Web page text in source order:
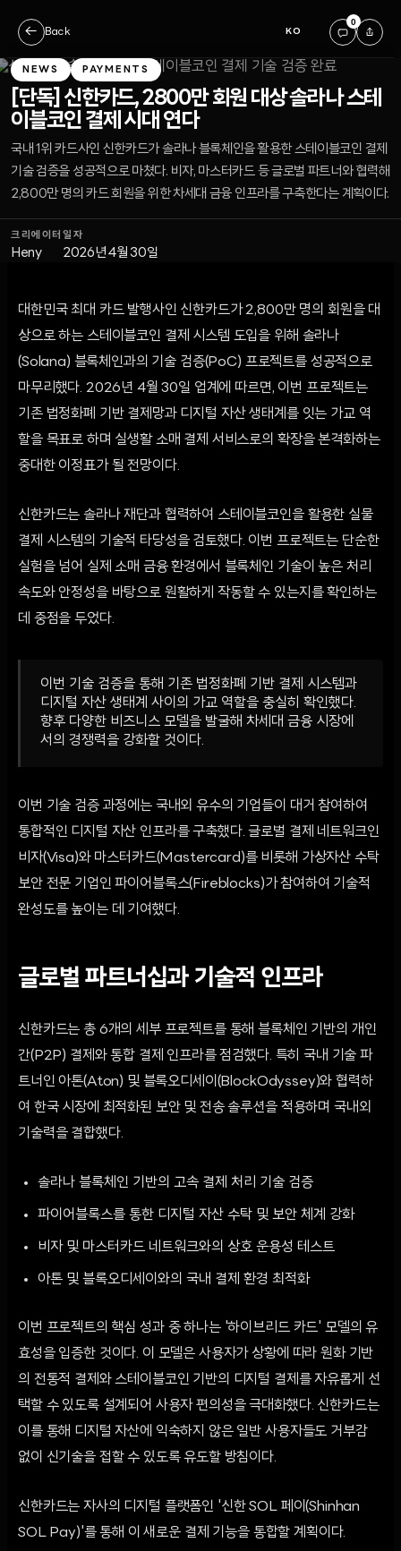
← Back KO
0
NEWS PAYMENTS
[단독] 신한카드, 2800만 회원 대상 솔라나 스테
이블코인 결제 시대 연다
국내 1위 카드사인 신한카드가 솔라나 블록체인을 활용한 스테이블코인 결제
기술 검증을 성공적으로 마쳤다. 비자, 마스터카드 등 글로벌 파트너와 협력해
2,800만 명의 카드 회원을 위한 차세대 금융 인프라를 구축한다는 계획이다.
크리에이터
Heny
일자
2026년 4월 30일
대한민국 최대 카드 발행사인 신한카드가 2,800만 명의 회원을 대
상으로 하는 스테이블코인 결제 시스템 도입을 위해 솔라나
(Solana) 블록체인과의 기술 검증(PoC) 프로젝트를 성공적으로
마무리했다. 2026년 4월 30일 업계에 따르면, 이번 프로젝트는
기존 법정화폐 기반 결제망과 디지털 자산 생태계를 잇는 가교 역
할을 목표로 하며 실생활 소매 결제 서비스로의 확장을 본격화하는
중대한 이정표가 될 전망이다.
신한카드는 솔라나 재단과 협력하여 스테이블코인을 활용한 실물
결제 시스템의 기술적 타당성을 검토했다. 이번 프로젝트는 단순한
실험을 넘어 실제 소매 금융 환경에서 블록체인 기술이 높은 처리
속도와 안정성을 바탕으로 원활하게 작동할 수 있는지를 확인하는
데 중점을 두었다.
이번 기술 검증을 통해 기존 법정화폐 기반 결제 시스템과
디지털 자산 생태계 사이의 가교 역할을 충실히 확인했다.
향후 다양한 비즈니스 모델을 발굴해 차세대 금융 시장에
서의 경쟁력을 강화할 것이다.
이번 기술 검증 과정에는 국내외 유수의 기업들이 대거 참여하여
통합적인 디지털 자산 인프라를 구축했다. 글로벌 결제 네트워크인
비자(Visa)와 마스터카드(Mastercard)를 비롯해 가상자산 수탁
보안 전문 기업인 파이어블록스(Fireblocks)가 참여하여 기술적
완성도를 높이는 데 기여했다.
글로벌 파트너십과 기술적 인프라
신한카드는 총 6개의 세부 프로젝트를 통해 블록체인 기반의 개인
간(P2P) 결제와 통합 결제 인프라를 점검했다. 특히 국내 기술 파
트너인 아톤(Aton) 및 블록오디세이(BlockOdyssey)와 협력하
여 한국 시장에 최적화된 보안 및 전송 솔루션을 적용하며 국내외
기술력을 결합했다.
솔라나 블록체인 기반의 고속 결제 처리 기술 검증
파이어블록스를 통한 디지털 자산 수탁 및 보안 체계 강화
비자 및 마스터카드 네트워크와의 상호 운용성 테스트
아톤 및 블록오디세이와의 국내 결제 환경 최적화
이번 프로젝트의 핵심 성과 중 하나는 '하이브리드 카드' 모델의 유
효성을 입증한 것이다. 이 모델은 사용자가 상황에 따라 원화 기반
의 전통적 결제와 스테이블코인 기반의 디지털 결제를 자유롭게 선
택할 수 있도록 설계되어 사용자 편의성을 극대화했다. 신한카드는
이를 통해 디지털 자산에 익숙하지 않은 일반 사용자들도 거부감
없이 신기술을 접할 수 있도록 유도할 방침이다.
신한카드는 자사의 디지털 플랫폼인 '신한 SOL 페이(Shinhan
SOL Pay)'를 통해 이 새로운 결제 기능을 통합할 계획이다.